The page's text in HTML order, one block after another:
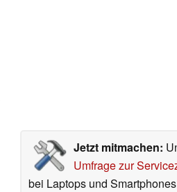
Jetzt mitmachen:
Umfrage zur
bei Laptops und